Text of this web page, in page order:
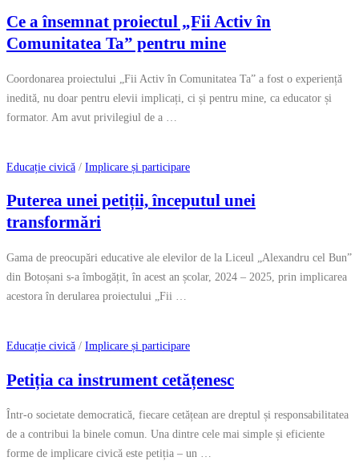
Ce a însemnat proiectul „Fii Activ în
Comunitatea Ta” pentru mine
Coordonarea proiectului „Fii Activ în Comunitatea Ta” a fost o experiență
inedită, nu doar pentru elevii implicați, ci și pentru mine, ca educator și
formator. Am avut privilegiul de a …
Educație civică / Implicare și participare
Puterea unei petiții, începutul unei
transformări
Gama de preocupări educative ale elevilor de la Liceul „Alexandru cel Bun”
din Botoșani s-a îmbogățit, în acest an școlar, 2024 – 2025, prin implicarea
acestora în derularea proiectului „Fii …
Educație civică / Implicare și participare
Petiția ca instrument cetățenesc
Într-o societate democratică, fiecare cetățean are dreptul și responsabilitatea
de a contribui la binele comun. Una dintre cele mai simple și eficiente
forme de implicare civică este petiția – un …